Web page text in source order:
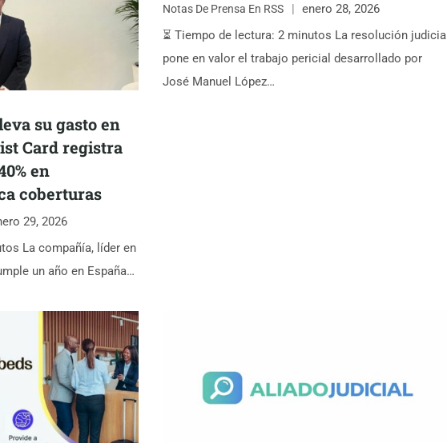
su gasto en
Card registra
en
coberturas
29, 2026
La compañía, líder en
un año en España…
Notas De Prensa En RSS
enero 28, 2026
⏳ Tiempo de lectura: 2 minutos La resolución judicial
pone en valor el trabajo pericial desarrollado por
José Manuel López…